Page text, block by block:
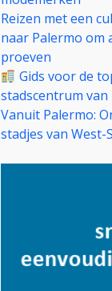
Reizen met een
naar Palermo om
proeven
Gids voor de
stadscentrum van
Vanuit Palermo:
stadjes van West-